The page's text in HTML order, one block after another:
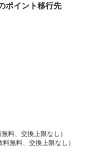
ポイント移行先
料、交換上限なし）
無料、交換上限なし）